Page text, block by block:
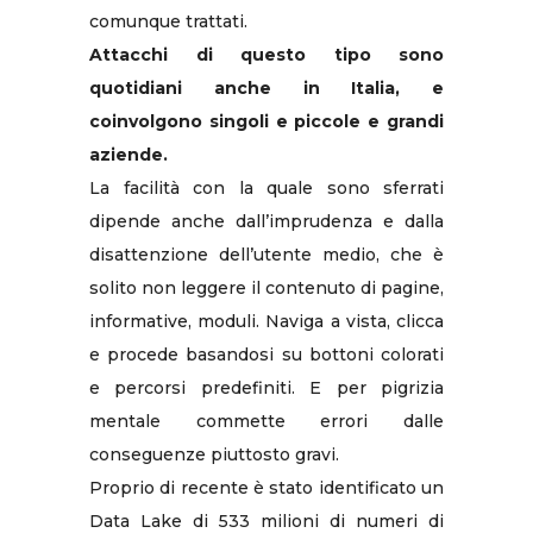
comunque trattati.
Attacchi di questo tipo sono
quotidiani anche in Italia, e
coinvolgono singoli e piccole e grandi
aziende.
La facilità con la quale sono sferrati
dipende anche dall’imprudenza e dalla
disattenzione dell’utente medio, che è
solito non leggere il contenuto di pagine,
informative, moduli. Naviga a vista, clicca
e procede basandosi su bottoni colorati
e percorsi predefiniti. E per pigrizia
mentale commette errori dalle
conseguenze piuttosto gravi.
Proprio di recente è stato identificato un
Data Lake di 533 milioni di numeri di